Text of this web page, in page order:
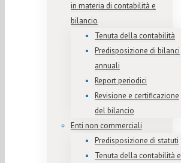
in materia di contabilità e
bilancio
Tenuta della contabilità
Predisposizione di bilanci
annuali
Report periodici
Revisione e certificazione
del bilancio
Enti non commerciali
Predisposizione di statuti
Tenuta della contabilità e